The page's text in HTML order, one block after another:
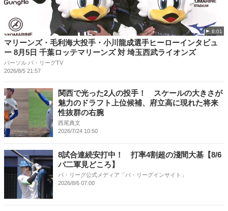
6:01
マリーンズ・毛利海大投手・小川龍成選手ヒーローインタビュ
ー 8月5日 千葉ロッテマリーンズ 対 埼玉西武ライオンズ
パーソル パ・リーグTV
2026/8/5 21:57
関西で光った2人の投手！ スケールの大きさが
魅力のドラフト上位候補、府立高に現れた将来
性抜群の右腕
西尾典文
2026/7/24 10:50
8試合連続安打中！ 打率4割超の淺間大基【8/6
パ二軍見どころ】
パ・リーグ公式メディア「パ・リーグインサイト」
2026/8/6 07:00